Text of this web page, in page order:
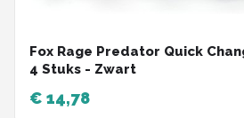
Fox Rage Predator Quick
4 Stuks - Zwart
€ 14,78